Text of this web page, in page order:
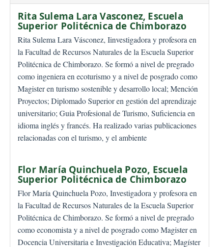
Rita Sulema Lara Vasconez, Escuela
Superior Politécnica de Chimborazo
Rita Sulema Lara Vásconez, Iinvestigadora y profesora en
la Facultad de Recursos Naturales de la Escuela Superior
Politécnica de Chimborazo. Se formó a nivel de pregrado
como ingeniera en ecoturismo y a nivel de posgrado como
Magister en turismo sostenible y desarrollo local; Mención
Proyectos; Diplomado Superior en gestión del aprendizaje
universitario; Guia Profesional de Turismo, Suficiencia en
idioma inglés y francés. Ha realizado varias publicaciones
relacionadas con el turismo, y el ambiente
Flor María Quinchuela Pozo, Escuela
Superior Politécnica de Chimborazo
Flor María Quinchuela Pozo, Investigadora y profesora en
la Facultad de Recursos Naturales de la Escuela Superior
Politécnica de Chimborazo. Se formó a nivel de pregrado
como economista y a nivel de posgrado como Magister en
Docencia Universitaria e Investigación Educativa; Magíster